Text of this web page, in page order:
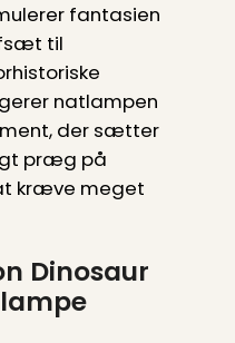
fantasien
til
natlampen
der sætter
præg på
kræve meget
Dinosaur